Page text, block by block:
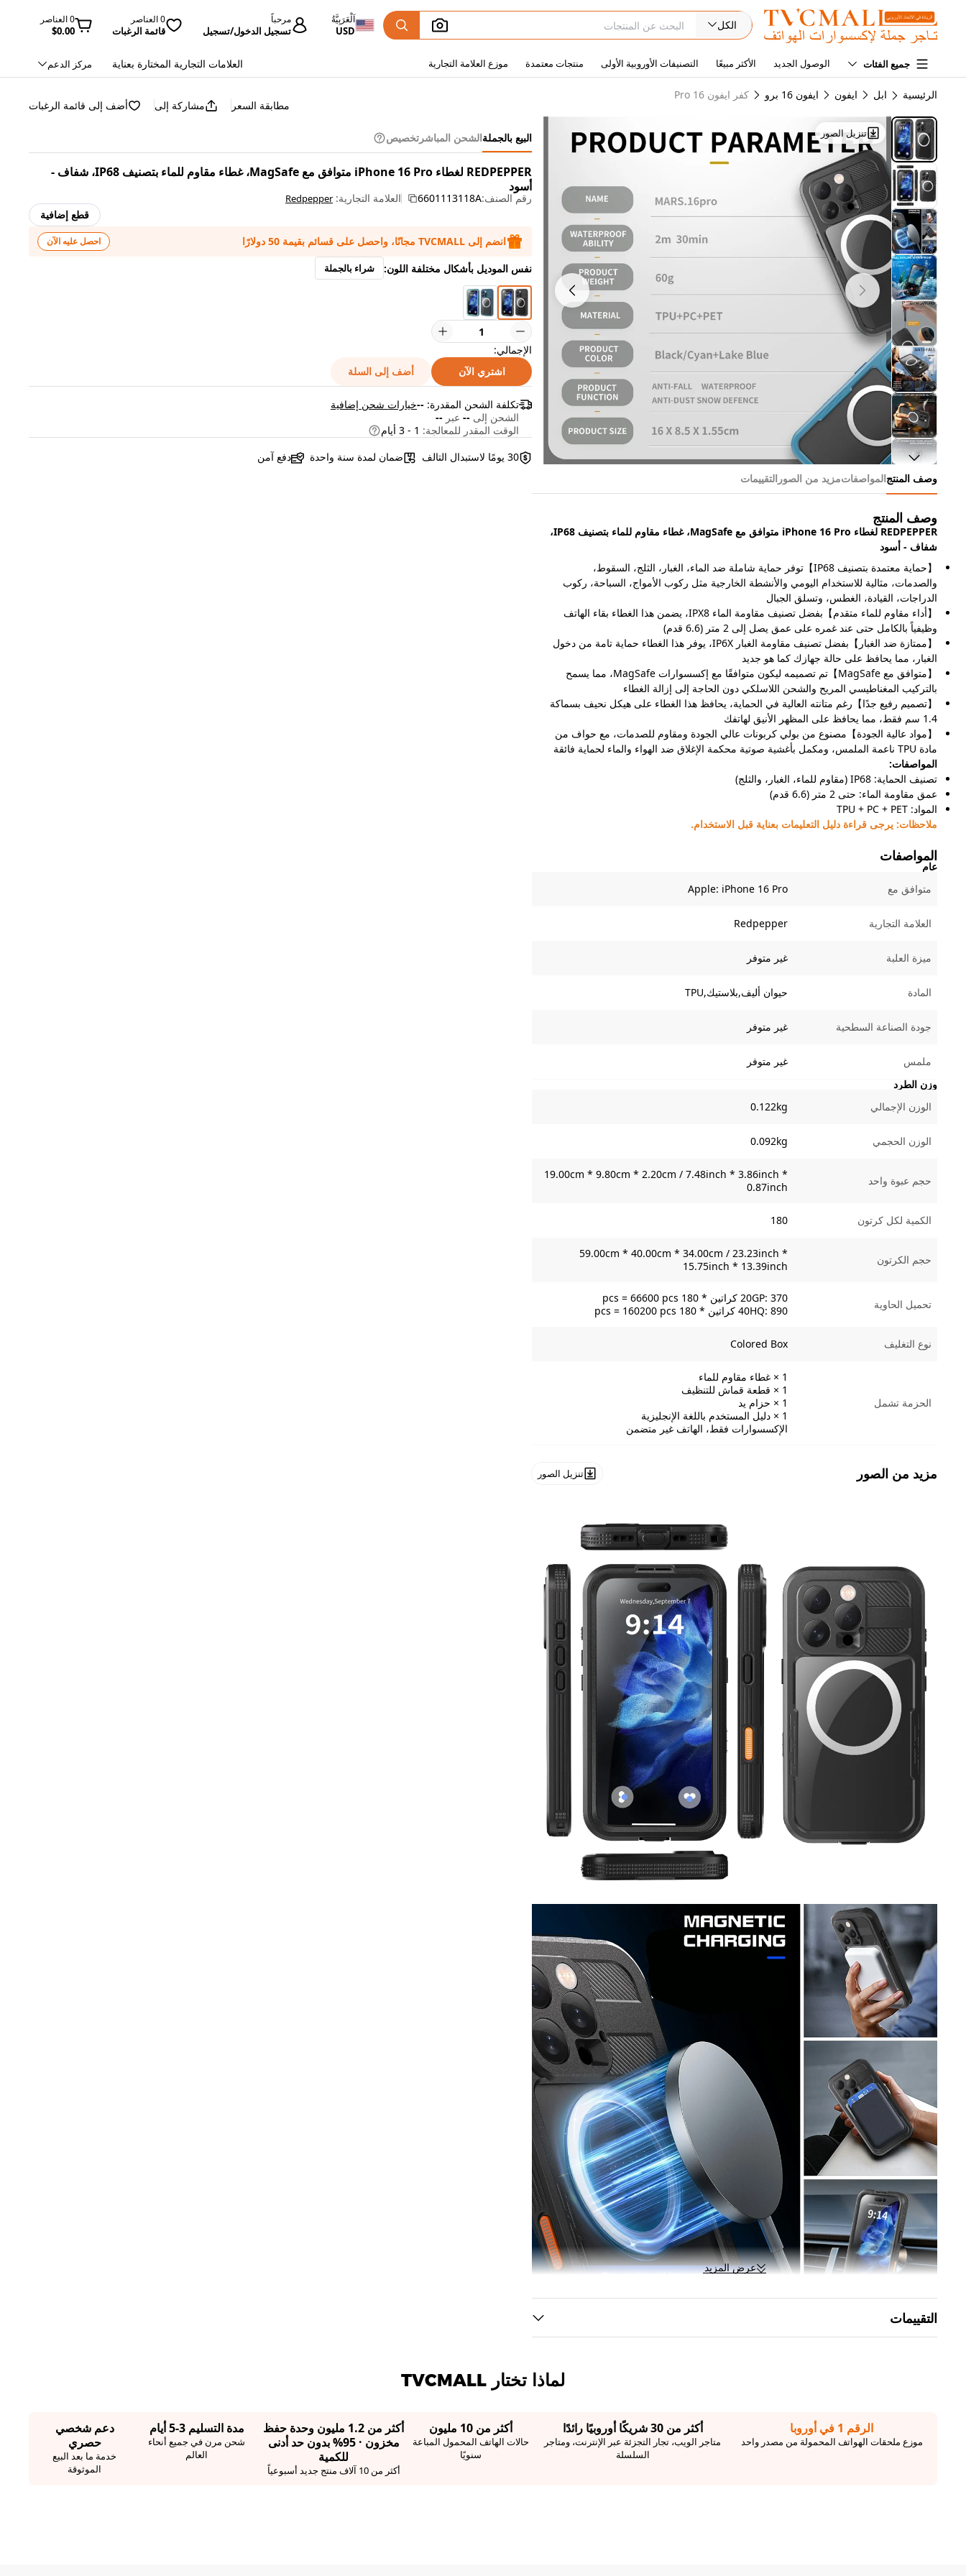
الكل اَلْعَرَبِيَّةُ
USD
مرحباً
تسجيل الدخول/تسجيل
0 العناصر
قائمة الرغبات
0 العناصر
$0.00
جميع الفئات الوصول الجديد الأكثر مبيعًا التصنيفات الأوروبية الأولى منتجات معتمدة موزع العلامة التجارية العلامات التجارية المختارة بعناية مركز الدعم
الرئيسية ابل ايفون ايفون 16 برو كفر ايفون 16 Pro
تنزيل الصور
وصف المنتجالمواصفاتمزيد من الصور التقييمات
وصف المنتج
REDPEPPER لغطاء iPhone 16 Pro متوافق مع MagSafe، غطاء مقاوم للماء بتصنيف IP68،
شفاف - أسود
【حماية معتمدة بتصنيف IP68】توفر حماية شاملة ضد الماء، الغبار، الثلج، السقوط،
والصدمات، مثالية للاستخدام اليومي والأنشطة الخارجية مثل ركوب الأمواج، السباحة، ركوب
الدراجات، القيادة، الغطس، وتسلق الجبال
【أداء مقاوم للماء متقدم】بفضل تصنيف مقاومة الماء IPX8، يضمن هذا الغطاء بقاء الهاتف
وظيفياً بالكامل حتى عند غمره على عمق يصل إلى 2 متر (6.6 قدم)
【ممتازة ضد الغبار】بفضل تصنيف مقاومة الغبار IP6X، يوفر هذا الغطاء حماية تامة من دخول
الغبار، مما يحافظ على حالة جهازك كما هو جديد
【متوافق مع MagSafe】تم تصميمه ليكون متوافقًا مع إكسسوارات MagSafe، مما يسمح
بالتركيب المغناطيسي المريح والشحن اللاسلكي دون الحاجة إلى إزالة الغطاء
【تصميم رفيع جدًا】رغم متانته العالية في الحماية، يحافظ هذا الغطاء على هيكل نحيف بسماكة
1.4 سم فقط، مما يحافظ على المظهر الأنيق لهاتفك
【مواد عالية الجودة】مصنوع من بولي كربونات عالي الجودة ومقاوم للصدمات، مع حواف من
مادة TPU ناعمة الملمس، ومكمل بأغشية صوتية محكمة الإغلاق ضد الهواء والماء لحماية فائقة
المواصفات:
تصنيف الحماية: IP68 (مقاوم للماء، الغبار، والثلج)
عمق مقاومة الماء: حتى 2 متر (6.6 قدم)
المواد: TPU + PC + PET
ملاحظات: يرجى قراءة دليل التعليمات بعناية قبل الاستخدام.
المواصفات
عام
متوافق مع
Apple: iPhone 16 Pro
العلامة التجارية Redpepper
ميزة العلبة غير متوفر
المادة حيوان أليف,بلاستيك,TPU
جودة الصناعة السطحية غير متوفر
ملمس
غير متوفر
وزن الطرد
الوزن الإجمالي
0.122kg
الوزن الحجمي 0.092kg
حجم عبوة واحد
19.00cm * 9.80cm * 2.20cm / 7.48inch * 3.86inch *
0.87inch
الكمية لكل كرتون 180
حجم الكرتون
59.00cm * 40.00cm * 34.00cm / 23.23inch *
15.75inch * 13.39inch
تحميل الحاوية
20GP: 370 كراتين * 180 pcs = 66600 pcs
40HQ: 890 كراتين * 180 pcs = 160200 pcs
نوع التغليف Colored Box
الحزمة تشمل
​1 × غطاء مقاوم للماء
1 × قطعة قماش للتنظيف
1 × حزام يد
1 × دليل المستخدم باللغة الإنجليزية
الإكسسوارات فقط، الهاتف غير متضمن
مزيد من الصور تنزيل الصور
عرض المزيد
التقييمات
مطابقة السعر مشاركة إلى أضف إلى قائمة الرغبات
البيع بالجملةالشحن المباشر تخصيص
REDPEPPER لغطاء iPhone 16 Pro متوافق مع MagSafe، غطاء مقاوم للماء بتصنيف IP68، شفاف -
أسود
رقم الصنف:6601113118A العلامة التجارية:Redpepper
قطع إضافية
انضم إلى TVCMALL مجانًا، واحصل على قسائم بقيمة 50 دولارًا
احصل عليه الآن
نفس الموديل بأشكال مختلفة اللون: شراء بالجملة
الإجمالي:
اشتري الآن
أضف إلى السلة
تكلفة الشحن المقدرة: --خيارات شحن إضافية
الشحن إلى -- عبر --
الوقت المقدر للمعالجة:
30 يومًا لاستبدال التالف
ضمان لمدة سنة واحدة دفع آمن
لماذا تختار TVCMALL
الرقم 1 في أوروبا
موزع ملحقات الهواتف المحمولة من مصدر واحد
أكثر من 30 شريكًا أوروبيًا رائدًا
متاجر الويب، تجار التجزئة عبر الإنترنت، ومتاجر
السلسلة
أكثر من 10 مليون
حالات الهاتف المحمول المباعة
سنويًا
أكثر من 1.2 مليون وحدة حفظ
مخزون · 95% بدون حد أدنى
للكمية
أكثر من 10 آلاف منتج جديد أسبوعياً
مدة التسليم 3-5 أيام
شحن مرن في جميع أنحاء
العالم
دعم شخصي
حصري
خدمة ما بعد البيع
الموثوقة